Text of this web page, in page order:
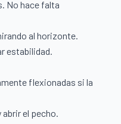
No hace falta
al horizonte.
estabilidad.
flexionadas si la
abrir el pecho.